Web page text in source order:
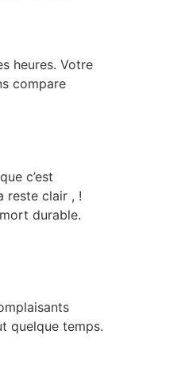
heures. Votre
compare
c’est
reste clair , !
durable.
quelque temps.